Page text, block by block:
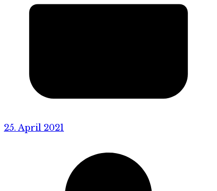
25. April 2021